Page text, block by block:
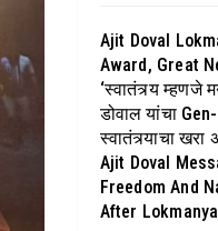
Ajit Doval
Award, Great
‘स्वातंत्र्य म्हणजे
डोवाल यांचा
स्वातंत्र्याचा
Ajit Doval
Freedom And
After